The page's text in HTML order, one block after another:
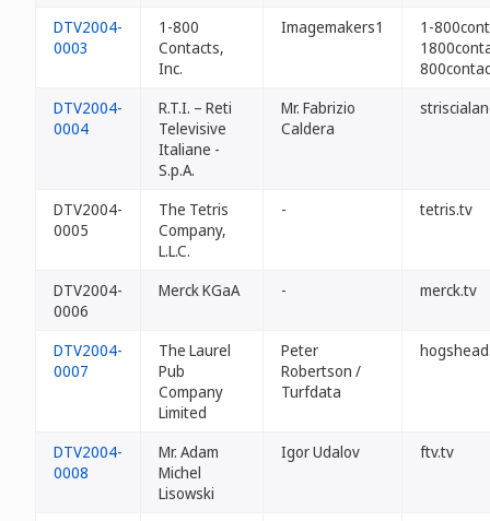
DTV2004-
0003
1-800
Contacts,
Inc.
Imagemakers1
1-
DTV2004-
0004
R.T.I. – Reti
Televisive
Italiane -
S.p.A.
Mr. Fabrizio
Caldera
DTV2004-
0005
The Tetris
Company,
L.L.C.
- tetris.tv
DTV2004-
0006
Merck KGaA - merck.tv
DTV2004-
0007
The Laurel
Pub
Company
Limited
Peter
Robertson /
Turfdata
DTV2004-
0008
Mr. Adam
Michel
Lisowski
Igor Udalov ftv.tv